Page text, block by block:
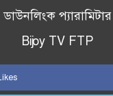
ডাউনলিংক প্যারামিটার
Bijoy TV FTP